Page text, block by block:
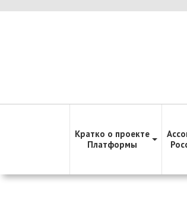
Кратко о проекте
Платформы